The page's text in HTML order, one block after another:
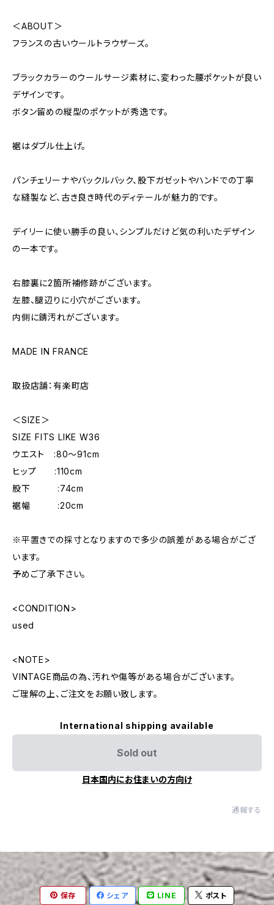
＜ABOUT＞
フランスの古いウールトラウザーズ。
ブラックカラーのウールサージ素材に、変わった腰ポケットが良い
デザインです。
ボタン留めの縦型のポケットが秀逸です。
裾はダブル仕上げ。
パンチェリーナやバックルバック、股下ガゼットやハンドでの丁寧
な縫製など、古き良き時代のディテールが魅力的です。
デイリーに使い勝手の良い、シンプルだけど気の利いたデザイン
の一本です。
右膝裏に2箇所補修跡がございます。
左膝、腿辺りに小穴がございます。
内側に錆汚れがございます。
MADE IN FRANCE
取扱店舗：有楽町店
＜SIZE＞
SIZE FITS LIKE W36
ウエスト :80〜91cm
ヒップ :110cm
股下 :74cm
裾幅 :20cm
※平置きでの採寸となりますので多少の誤差がある場合がござ
います。
予めご了承下さい。
<CONDITION>
used
<NOTE>
VINTAGE商品の為、汚れや傷等がある場合がございます。
ご理解の上、ご注文をお願い致します。
International shipping available
Sold out
日本国内にお住まいの方向け
通報する
保存 シェア LINE ポスト